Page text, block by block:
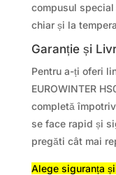
compusul
chiar și la
Garanție și
Pentru a-ți oferi
EUROWINTER
completă
se face rapid și
pregăti cât mai
Alege siguranța